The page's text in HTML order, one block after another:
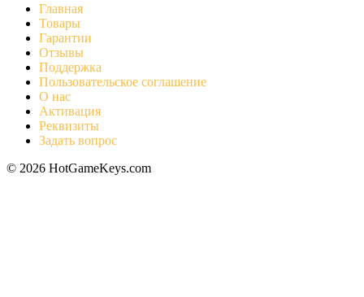
Главная
Товары
Гарантии
Отзывы
Поддержка
Пользовательское соглашение
О нас
Активация
Реквизиты
Задать вопрос
© 2026 HotGameKeys.com